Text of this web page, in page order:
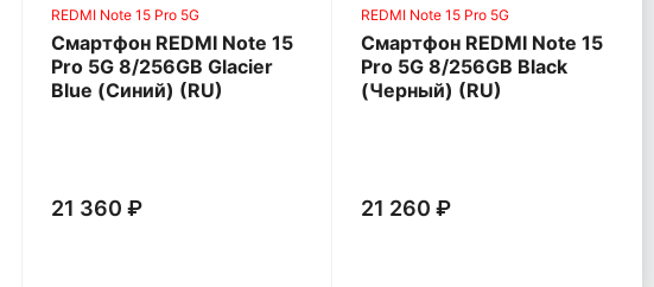
REDMI Note 15 Pro 5G
Смартфон REDMI Note 15
Pro 5G 8/256GB Glacier
Blue (Синий) (RU)
21 360 ₽
REDMI Note 15 Pro 5G
Смартфон REDMI Note 15
Pro 5G 8/256GB Black
(Черный) (RU)
21 260 ₽